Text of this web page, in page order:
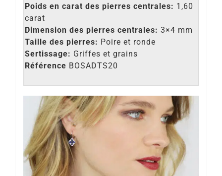
Poids en carat des pierres centrales: 1,60
carat
Dimension des pierres centrales: 3×4 mm
Taille des pierres: Poire et ronde
Sertissage: Griffes et grains
Référence BOSADTS20